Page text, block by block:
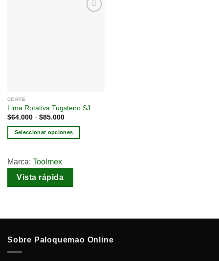
CORTE
Lima Rotativa Tugsteno SJ
$64.000 - $85.000
Seleccionar opciones
Marca: Toolmex
Vista rápida
Sobre Paloquemao Online